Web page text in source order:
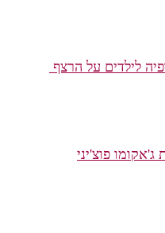
לילדים על הרצף
פוצ'יני